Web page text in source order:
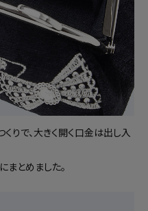
りで、大きく開く口金は出し入
まとめました。